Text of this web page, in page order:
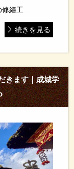
繕工...
続きを見る
きます｜成城学